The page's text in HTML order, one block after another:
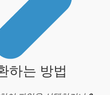
하는 방법